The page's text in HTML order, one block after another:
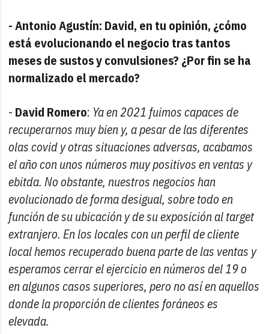
- Antonio Agustín: David, en tu opinión, ¿cómo
está evolucionando el negocio tras tantos
meses de sustos y convulsiones? ¿Por fin se ha
normalizado el mercado?
- David Romero: Ya en 2021 fuimos capaces de
recuperarnos muy bien y, a pesar de las diferentes
olas covid y otras situaciones adversas, acabamos
el año con unos números muy positivos en ventas y
ebitda. No obstante, nuestros negocios han
evolucionado de forma desigual, sobre todo en
función de su ubicación y de su exposición al target
extranjero. En los locales con un perfil de cliente
local hemos recuperado buena parte de las ventas y
esperamos cerrar el ejercicio en números del 19 o
en algunos casos superiores, pero no así en aquellos
donde la proporción de clientes foráneos es
elevada.